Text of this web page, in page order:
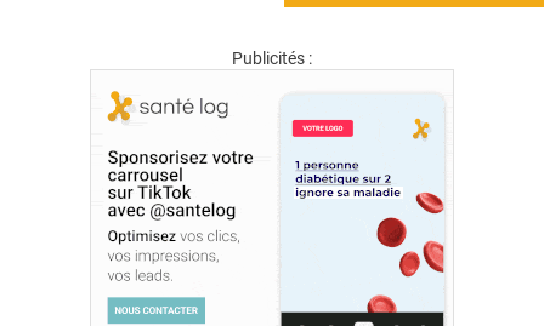
Publicités :